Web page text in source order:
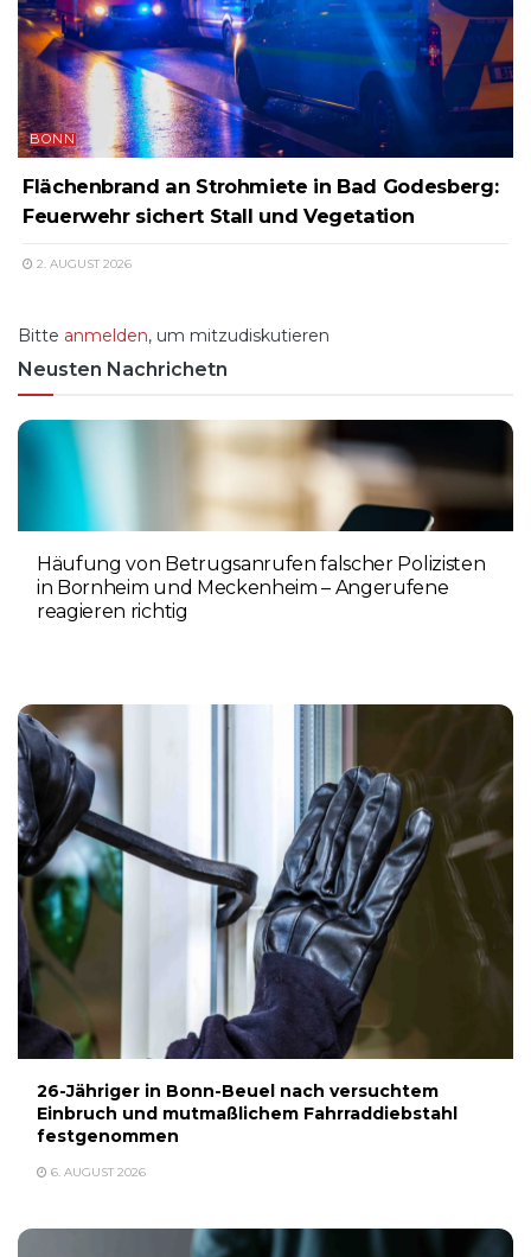
BONN
Flächenbrand an Strohmiete in Bad Godesberg:
Feuerwehr sichert Stall und Vegetation
2. AUGUST 2026
Bitte anmelden, um mitzudiskutieren
Neusten Nachrichetn
Häufung von Betrugsanrufen falscher Polizisten
in Bornheim und Meckenheim – Angerufene
reagieren richtig
26-Jähriger in Bonn-Beuel nach versuchtem
Einbruch und mutmaßlichem Fahrraddiebstahl
festgenommen
6. AUGUST 2026